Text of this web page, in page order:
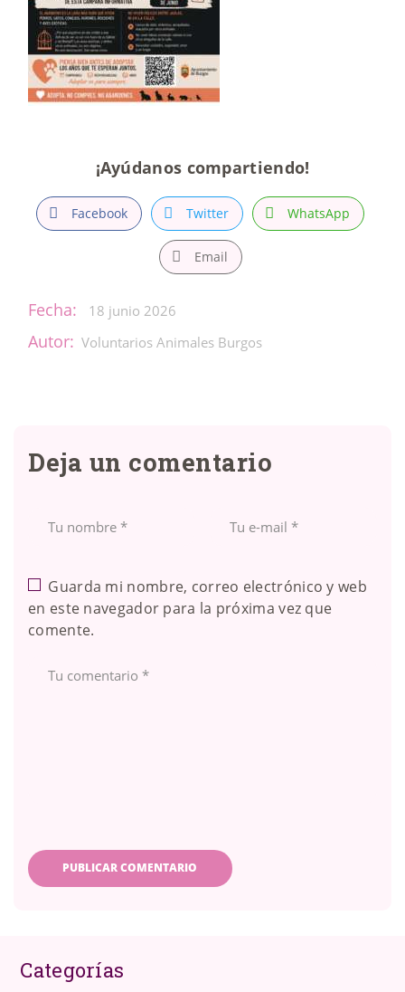
¡Ayúdanos compartiendo!
Facebook Twitter WhatsApp
Email
Fecha: 18 junio 2026
Autor: Voluntarios Animales Burgos
Deja un comentario
Guarda mi nombre, correo electrónico y web
en este navegador para la próxima vez que
comente.
Categorías